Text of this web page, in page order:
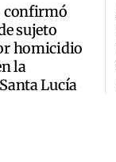
confirmó
sujeto
homicidio
la
Lucía